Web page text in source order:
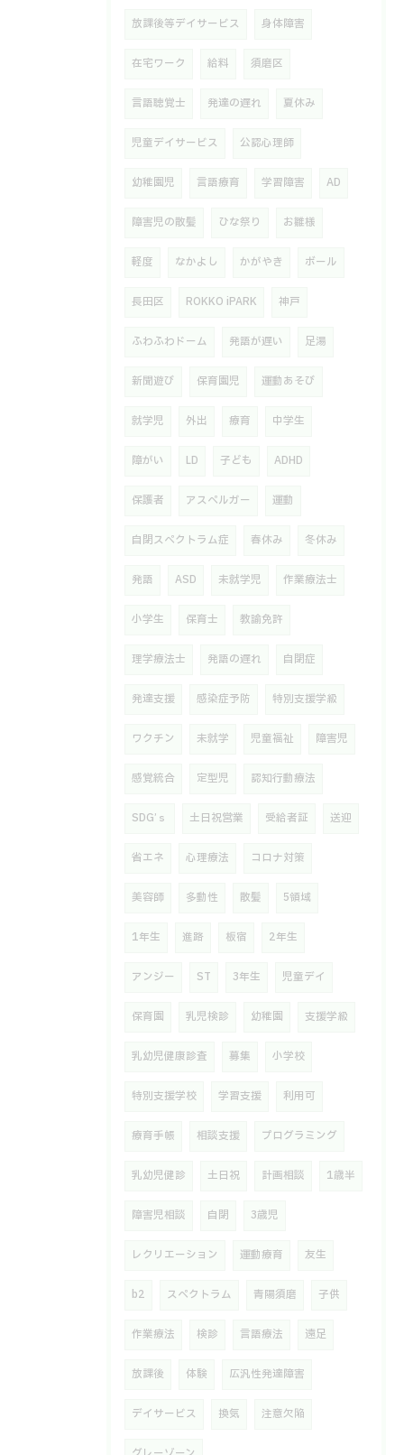
放課後等デイサービス 身体障害
在宅ワーク 給料 須磨区
言語聴覚士 発達の遅れ 夏休み
児童デイサービス 公認心理師
幼稚園児 言語療育 学習障害 AD
障害児の散髪 ひな祭り お雛様
軽度 なかよし かがやき ボール
長田区 ROKKO iPARK 神戸
ふわふわドーム 発語が遅い 足湯
新聞遊び 保育園児 運動あそび
就学児 外出 療育 中学生
障がい LD 子ども ADHD
保護者 アスペルガー 運動
自閉スペクトラム症 春休み 冬休み
発語 ASD 未就学児 作業療法士
小学生 保育士 教諭免許
理学療法士 発語の遅れ 自閉症
発達支援 感染症予防 特別支援学級
ワクチン 未就学 児童福祉 障害児
感覚統合 定型児 認知行動療法
SDG’ｓ 土日祝営業 受給者証 送迎
省エネ 心理療法 コロナ対策
美容師 多動性 散髪 5領域
1年生 進路 板宿 2年生
アンジー ST 3年生 児童デイ
保育園 乳児検診 幼稚園 支援学級
乳幼児健康診査 募集 小学校
特別支援学校 学習支援 利用可
療育手帳 相談支援 プログラミング
乳幼児健診 土日祝 計画相談 1歳半
障害児相談 自閉 3歳児
レクリエーション 運動療育 友生
b2 スペクトラム 青陽須磨 子供
作業療法 検診 言語療法 遠足
放課後 体験 広汎性発達障害
デイサービス 換気 注意欠陥